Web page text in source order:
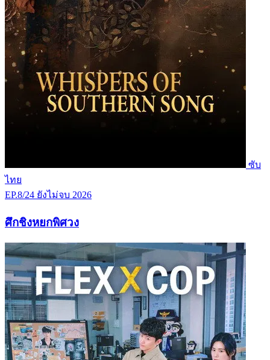
ซับ
ไทย
EP.8/24 ยังไม่จบ 2026
ศึกชิงหยกพิศวง